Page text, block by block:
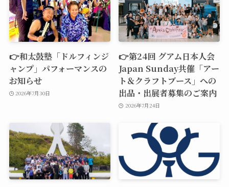
👉和太鼓塾「ドルフィンジ
ャンプ」パフォーマンスの
お知らせ
2026年7月30日
👉第24回 グアム日本人会
Japan Sunday共催「アー
ト＆クラフトブース」への
出品・出展者募集のご案内
2026年7月24日